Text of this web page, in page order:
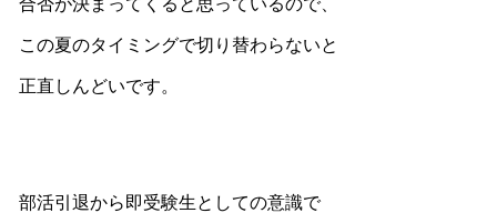
この夏のタイミングで切り替わらないと
正直しんどいです。
部活引退から即受験生としての意識で